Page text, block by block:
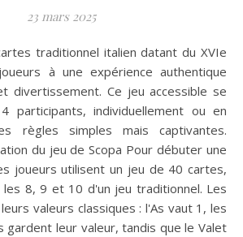
23 mars 2025
à une expérience authentique
divertissement. Ce jeu accessible se
individuellement ou en
règles simples mais captivantes.
du jeu de Scopa Pour débuter une
joueurs utilisent un jeu de 40 cartes,
8, 9 et 10 d'un jeu traditionnel. Les
valeurs classiques : l'As vaut 1, les
gardent leur valeur, tandis que le Valet